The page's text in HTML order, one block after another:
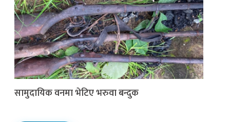
सामुदायिक वनमा भेटिए भरुवा बन्दुक